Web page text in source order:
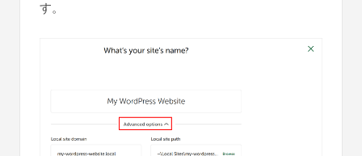
す。